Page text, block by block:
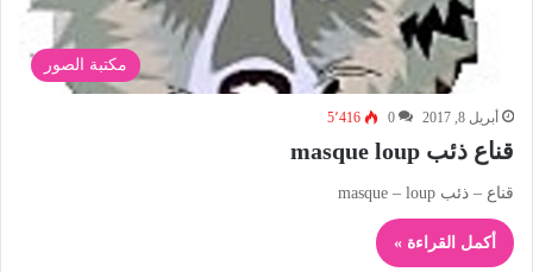
مكتبة الصور
أبريل 8, 2017 0 5٬416
قناع ذئب masque loup
قناع – ذئب masque – loup
أكمل القراءة »